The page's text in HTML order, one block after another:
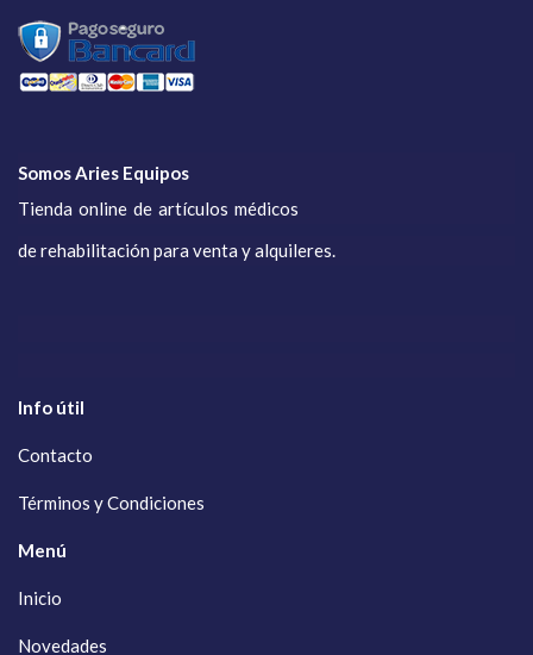
Somos Aries Equipos
Tienda online de artículos médicos
de rehabilitación para venta y alquileres.
Info útil
Contacto
Términos y Condiciones
Menú
Inicio
Novedades